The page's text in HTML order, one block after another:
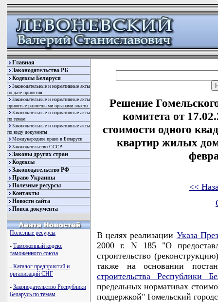
Главная
Законодательство РБ
Кодексы Беларуси
Законодательные и нормативные акты
по дате принятия
Законодательные и нормативные акты
принятые различными органами власти
Законодательные и нормативные акты
по темам
Законодательные и нормативные акты
по виду документы
Международное право в Беларуси
Законодательство СССР
Законы других стран
Кодексы
Законодательство РФ
Право Украины
Полезные ресурсы
Контакты
Новости сайта
Поиск документа
Полезные ресурсы
- Таможенный кодекс
таможенного союза
- Каталог предприятий и
организаций СНГ
- Законодательство Республики
Беларусь по темам
Решение
комитета от
стоимости одного
квартир жилых
<<
В целях реализации Указа
2000 г. N 185 "О
строительство
также на основании
строительства Республики
предельных нормативах
поддержкой" Гомельский